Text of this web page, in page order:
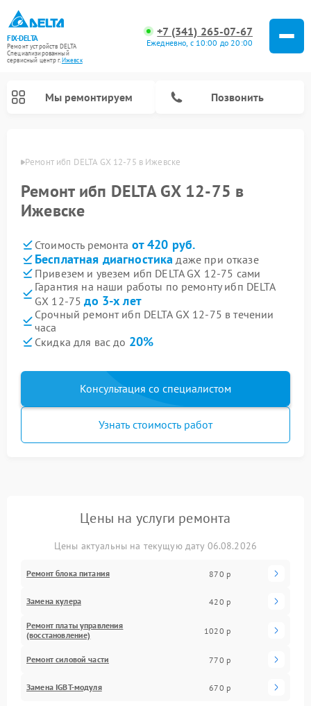
FIX-DELTA
Ремонт устройств DELTA
Специализированный
cервисный центр г.Ижевск
+7 (341) 265-07-67
Ежедневно, с 10:00 до 20:00
Мы ремонтируем Позвонить
Ремонт ибп DELTA GX 12-75 в Ижевске
Ремонт ибп DELTA GX 12-75 в
Ижевске
Стоимость ремонта от 420 руб.
Бесплатная диагностика даже при отказе
Привезем и увезем ибп DELTA GX 12-75 сами
Гарантия на наши работы по ремонту ибп DELTA
GX 12-75до 3-х лет
Срочный ремонт ибп DELTA GX 12-75 в течении
часа
Скидка для вас до 20%
Консультация со специалистом
Узнать стоимость работ
Цены на услуги ремонта
Цены актуальны на текущую дату 06.08.2026
Ремонт блока питания 870 р
Замена кулера 420 р
Ремонт платы управления
(восстановление)
1020 р
Ремонт силовой части 770 р
Замена IGBT-модуля 670 р